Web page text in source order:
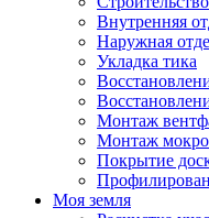
Внутренняя
Наружная
Укладка тика
Монтаж
Монтаж
Покрытие
Моя земля